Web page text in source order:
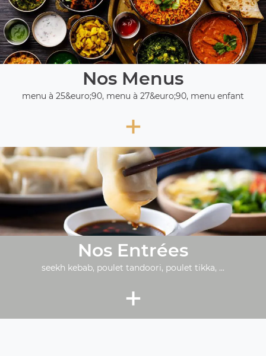
Nos Menus
menu à 25&euro;90, menu à 27&euro;90, menu enfant
+
Nos Entrées
seekh kebab, poulet tandoori, poulet tikka, ...
+